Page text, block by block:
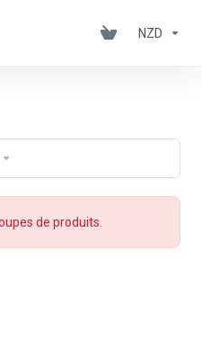
NZD
de produits.